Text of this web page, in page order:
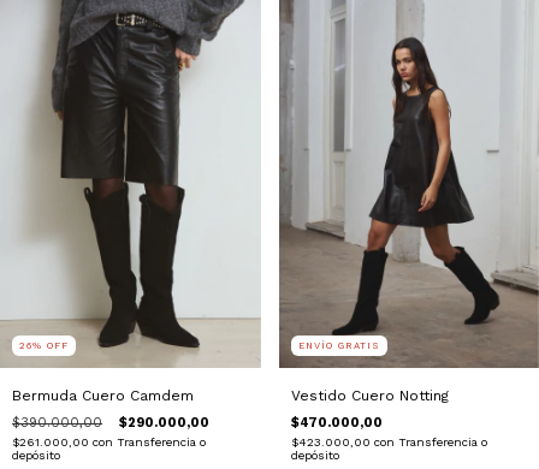
26% OFF
Bermuda Cuero Camdem
$390.000,00 $290.000,00
$261.000,00 con Transferencia o
depósito
ENVÍO GRATIS
Vestido Cuero Notting
$470.000,00
$423.000,00 con Transferencia o
depósito